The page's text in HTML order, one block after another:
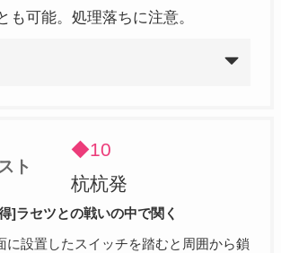
も可能。処理落ちに注意。
ト
◆10
杭杭発
]ラセツとの戦いの中で関く
に設置したスイッチを踏むと周囲から鎖